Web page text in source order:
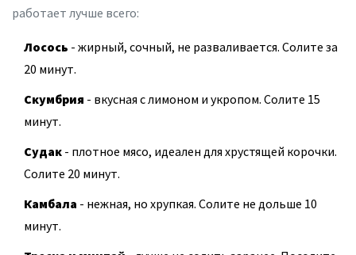
работает лучше всего:
Лосось - жирный, сочный, не разваливается. Солите за
20 минут.
Скумбрия - вкусная с лимоном и укропом. Солите 15
минут.
Судак - плотное мясо, идеален для хрустящей корочки.
Солите 20 минут.
Камбала - нежная, но хрупкая. Солите не дольше 10
минут.